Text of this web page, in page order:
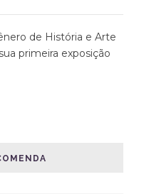
de História e Arte
primeira exposição